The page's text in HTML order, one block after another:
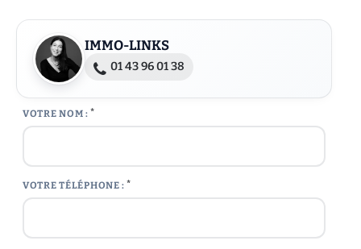
IMMO-LINKS
01 43 96 01 38
VOTRE NOM : *
VOTRE TÉLÉPHONE : *